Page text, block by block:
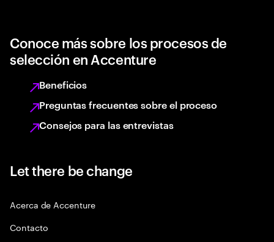
Conoce más sobre los procesos de
selección en Accenture
Beneficios
Preguntas frecuentes sobre el proceso
Consejos para las entrevistas
Let there be change
Acerca de Accenture
Contacto